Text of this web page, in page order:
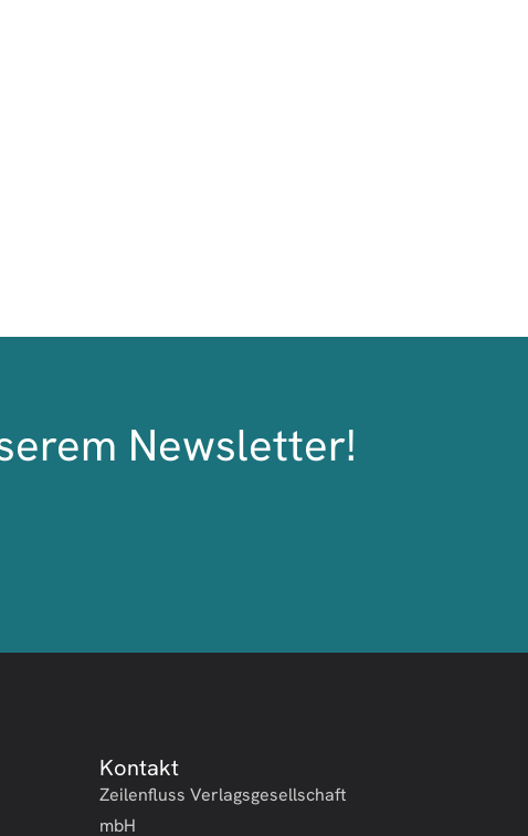
Newsletter!
Kontakt
Zeilenfluss Verlagsgesellschaft
mbH